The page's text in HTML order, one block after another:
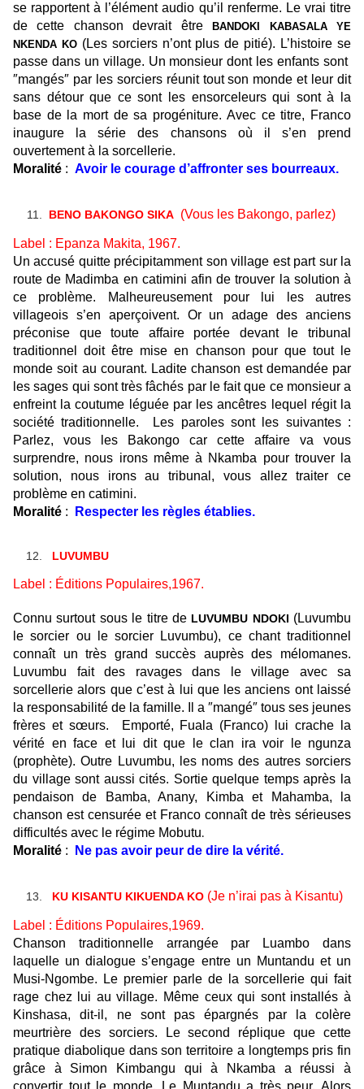
se rapportent à l’élément audio qu’il renferme. Le vrai titre
de cette chanson devrait êtreBANDOKI KABASALA YE
NKENDA KO (Les sorciers n’ont plus de pitié). L’histoire se
passe dans un village. Un monsieur dont les enfants sont
″mangés″ par les sorciers réunit tout son monde et leur dit
sans détour que ce sont les ensorceleurs qui sont à la
base de la mort de sa progéniture. Avec ce titre, Franco
inaugure la série des chansons où il s’en prend
ouvertement à la sorcellerie.
Moralité : Avoir le courage d’affronter ses bourreaux.
BENO BAKONGO SIKA (Vous les Bakongo, parlez)
Label : Epanza Makita, 1967.
Un accusé quitte précipitamment son village est part sur la
route de Madimba en catimini afin de trouver la solution à
ce problème. Malheureusement pour lui les autres
villageois s’en aperçoivent. Or un adage des anciens
préconise que toute affaire portée devant le tribunal
traditionnel doit être mise en chanson pour que tout le
monde soit au courant. Ladite chanson est demandée par
les sages qui sont très fâchés par le fait que ce monsieur a
enfreint la coutume léguée par les ancêtres lequel régit la
société traditionnelle. Les paroles sont les suivantes :
Parlez, vous les Bakongo car cette affaire va vous
surprendre, nous irons même à Nkamba pour trouver la
solution, nous irons au tribunal, vous allez traiter ce
problème en catimini.
Moralité : Respecter les règles établies.
LUVUMBU
Label : Éditions Populaires,1967.
Connu surtout sous le titre de LUVUMBU NDOKI (Luvumbu
le sorcier ou le sorcier Luvumbu), ce chant traditionnel
connaît un très grandsuccès auprès des mélomanes.
Luvumbu fait des ravages dans le village avec sa
sorcellerie alors que c’est à lui que les anciens ont laissé
la responsabilité de la famille. Il a ″mangé″ tous ses jeunes
frères et sœurs. Emporté, Fuala (Franco) lui crache la
vérité en face et lui dit que le clan ira voir le ngunza
(prophète). Outre Luvumbu, les noms des autres sorciers
du village sont aussi cités. Sortie quelque temps après la
pendaison de Bamba, Anany, Kimba et Mahamba, la
chanson est censurée et Franco connaît de très sérieuses
difficultés avec le régime Mobutu.
Moralité : Ne pas avoir peur de dire la vérité.
KU KISANTU KIKUENDA KO (Je n’irai pas à Kisantu)
Label : Éditions Populaires,1969.
Chanson traditionnelle arrangée par Luambo dans
laquelle un dialogue s’engage entre un Muntandu et un
Musi-Ngombe. Le premier parle de la sorcellerie qui fait
rage chez lui au village. Même ceux qui sont installés à
Kinshasa, dit-il, ne sont pas épargnés par la colère
meurtrière des sorciers. Le second réplique que cette
pratique diabolique dans son territoire a longtemps pris fin
grâce à Simon Kimbangu qui à Nkamba a réussi à